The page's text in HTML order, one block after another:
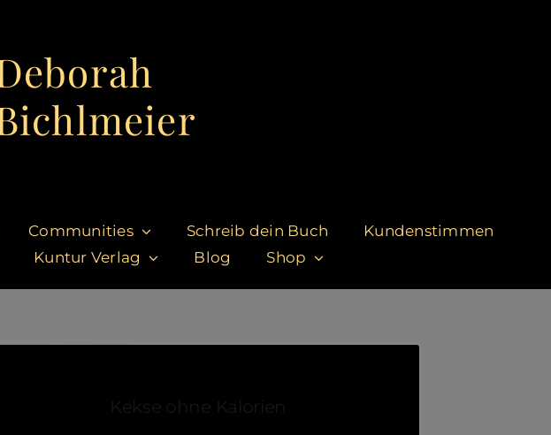
Communities Schreib dein Buch
Kundenstimmen
Kuntur Verlag
Blog Shop